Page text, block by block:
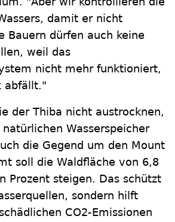
damit er nicht
Bauern dürfen auch keine
weil das
nicht mehr funktioniert,
abfällt."
der Thiba nicht austrocknen,
Wasserspeicher
die Gegend um den Mount
soll die Waldfläche von 6,8
Prozent steigen. Das schützt
sondern hilft
CO2-Emissionen